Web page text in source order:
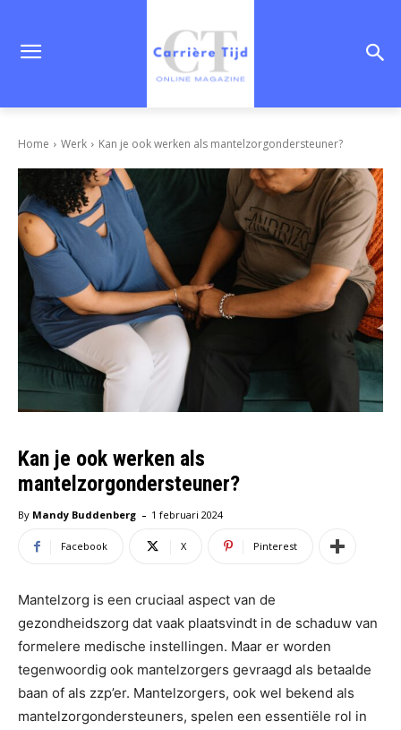
Home Werk Kan je ook werken als mantelzorgondersteuner?
Kan je ook werken als
mantelzorgondersteuner?
By Mandy Buddenberg - 1 februari 2024
Facebook X Pinterest
Mantelzorg is een cruciaal aspect van de
gezondheidszorg dat vaak plaatsvindt in de schaduw van
formelere medische instellingen. Maar er worden
tegenwoordig ook mantelzorgers gevraagd als betaalde
baan of als zzp’er. Mantelzorgers, ook wel bekend als
mantelzorgondersteuners, spelen een essentiële rol in